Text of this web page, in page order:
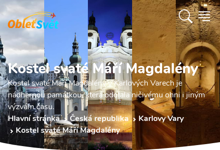
Kostel svaté Máří Magdalény
Kostel svaté Máří Magdalény v Karlových Varech je
nádhernou památkou, která odolala ničivému ohni i jiným
výzvám času.
Hlavní stránka
Česká republika
Karlovy Vary
Kostel svaté Máří Magdalény